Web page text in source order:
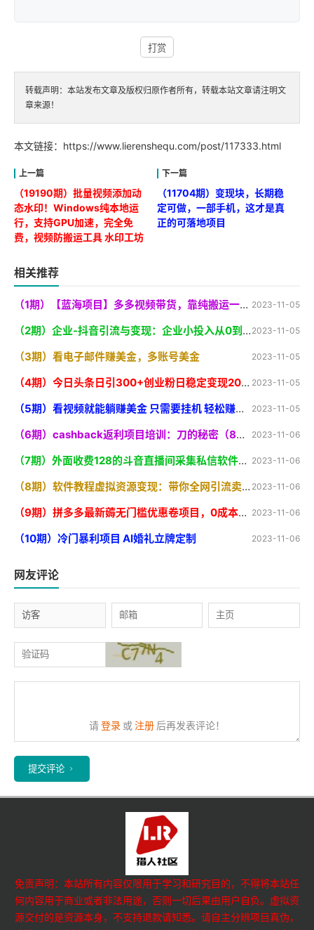
打赏
转载声明：本站发布文章及版权归原作者所有，转载本站文章请注明文
章来源！
本文链接： https://www.lierenshequ.com/post/117333.html
（19190期）批量视频添加动
态水印！Windows纯本地运
行，支持GPU加速，完全免
费，视频防搬运工具 水印工坊
（11704期）变现块，长期稳
定可做，一部手机，这才是真
正的可落地项目
相关推荐
2023-11-05
（1期）【蓝海项目】多多视频带货，靠纯搬运一个月搞5w，新手小白也能操作【揭秘
2023-11-05
（2期）企业-抖音引流与变现：企业小投入从0到1玩转短视频 各行业知视频变现实战
2023-11-05
（3期）看电子邮件赚美金，多账号美金
2023-11-05
（4期）今日头条日引300+创业粉日稳定变现2000+无需写作纯搬运
2023-11-05
（5期）看视频就能躺赚美金 只需要挂机 轻松赚取100到200美刀 可以直接提现
2023-11-06
（6期）cashback返利项目培训：刀的秘密（8节课
2023-11-06
（7期）外面收费128的斗音直播间采集私信软件，下载视频+一键采集+一键私信【采
2023-11-06
（8期）软件教程虚拟资源变现：带你全网引流卖虚拟资源软件，（11节课
2023-11-06
（9期）拼多多最新薅无门槛优惠卷项目，0成本，目前还能做，一单在50-500 (仅揭秘
2023-11-06
（10期）冷门暴利项目 AI婚礼立牌定制
网友评论
请登录 或 注册 后再发表评论！
提交评论
免责声明：本站所有内容仅限用于学习和研究目的，不得将本站任
何内容用于商业或者非法用途，否则一切后果由用户自负。虚拟资
源交付的是资源本身，不支持退款请知悉。请自主分辨项目真伪，